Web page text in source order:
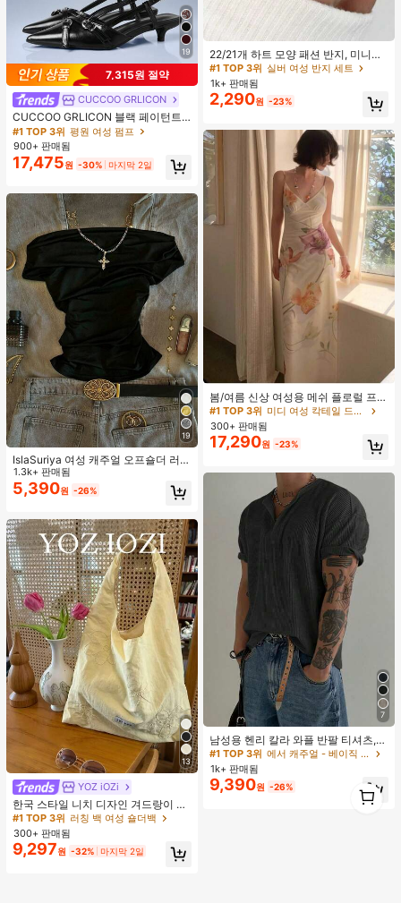
19
7,315원 절약
CUCCOO GRLICON
CUCCOO GRLICON 블랙 페이턴트
가죽 뾰족한 토 메탈 크리스크로스 스
트랩 더블 버클 장식 키튼 힐 뮬 슈즈,
쿨 걸즈를 위한 오토바이 스타일, 봄/
여름, 휴가, 여행, 2000년대 스타일에
#1 TOP 3위 평원 여성 펌프
900+ 판매됨
17,475원 -30% 마지막 2일
19
IslaSuriya 여성 캐주얼 오프숄더 러치
핏 솔리드 블랙 티셔츠, 데일리 출퇴
근, 여름에 적합
1.3k+ 판매됨
5,390원 -26%
13
YOZ iOZi
한국 스타일 니치 디자인 겨드랑이 숄
더백, 다용도 패션 부드러운 여름 숄더
토트백 여성용,
#1 TOP 3위 러칭 백 여성 숄더백
거의 매진!
#1 TOP 3위 러칭 백 여성 숄더백
거의 매진!
#1 TOP 3위 러칭 백 여성 숄더백
거의 매진!
#1 TOP 3위 러칭 백 여성 숄더백
300+ 판매됨
9,297원 -32% 마지막 2일
22/21개 하트 모양 패션 반지, 미니멀
리스트 크리스탈 임베디드 보헤미안
기하학 반지 세트, 발렌타인데이, 어머
니날 선물
#1 TOP 3위
실버 여성 반지 세트
거의 매진!
#1 TOP 3위 실버 여성 반지 세트
거의 매진!
#1 TOP 3위 실버 여성 반지 세트
거의 매진!
#1 TOP 3위 실버 여성 반지 세트
1k+ 판매됨
2,290원 -23%
봄/여름 신상 여성용 메쉬 플로럴 프린
트 드레스, 브이넥, 휴가 스타일, 섹시
한 비치 파티 댄스 드레스, 스파게티
스트랩 웨딩 가을
#1 TOP 3위
재고 5개 남음
#1 TOP 3위
미디 여성 칵테일 드레스
재고 5개 남음
#1 TOP 3위
미디 여성 칵테일 드레스
재고 5개 남음
#1 TOP 3위
300+ 판매됨
17,290원 -23%
7
남성용 헨리 칼라 와플 반팔 티셔츠,
가볍고 통기성이 좋은 기본 티, 미국
미니멀리스트 스타일, 모든 계절에 적
합
#1 TOP 3위
에서 캐주얼 - 베이직 남성 상의
1k+ 판매됨
9,390원 -26%
1